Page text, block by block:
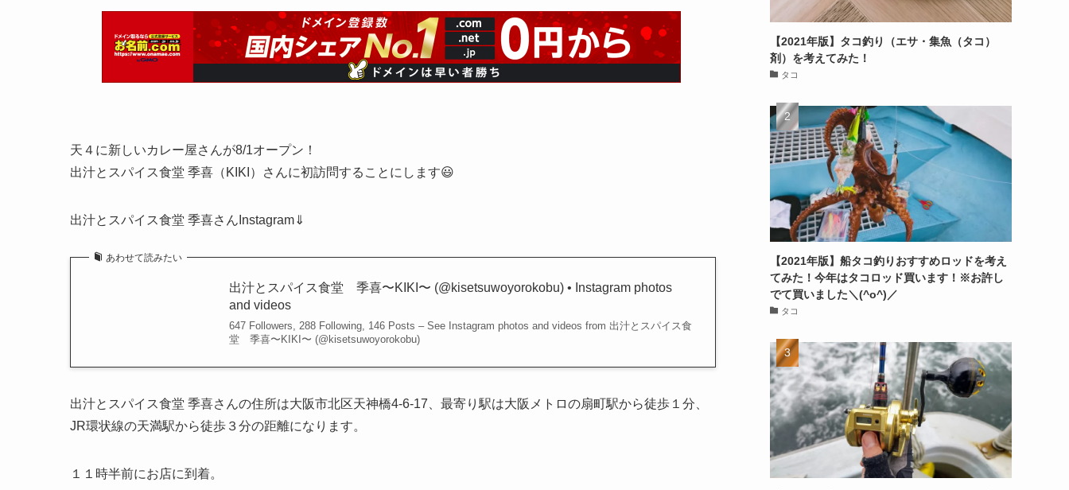
天４に新しいカレー屋さんが8/1オープン！
出汁とスパイス食堂 季喜（KIKI）さんに初訪問することにします😃
出汁とスパイス食堂 季喜さんInstagram⇓
あわせて読みたい
出汁とスパイス食堂 季喜〜KIKI〜 (@kisetsuwoyorokobu) • Instagram photos
and videos
647 Followers, 288 Following, 146 Posts – See Instagram photos and videos from 出汁とスパイス食
堂 季喜〜KIKI〜 (@kisetsuwoyorokobu)
出汁とスパイス食堂 季喜さんの住所は大阪市北区天神橋4-6-17、最寄り駅は大阪メトロの扇町駅から徒歩１分、
JR環状線の天満駅から徒歩３分の距離になります。
１１時半前にお店に到着。
【2021年版】タコ釣り（エサ・集魚（タコ）
剤）を考えてみた！
タコ
【2021年版】船タコ釣りおすすめロッドを考え
てみた！今年はタコロッド買います！※お許し
でて買いました＼(^o^)／
タコ